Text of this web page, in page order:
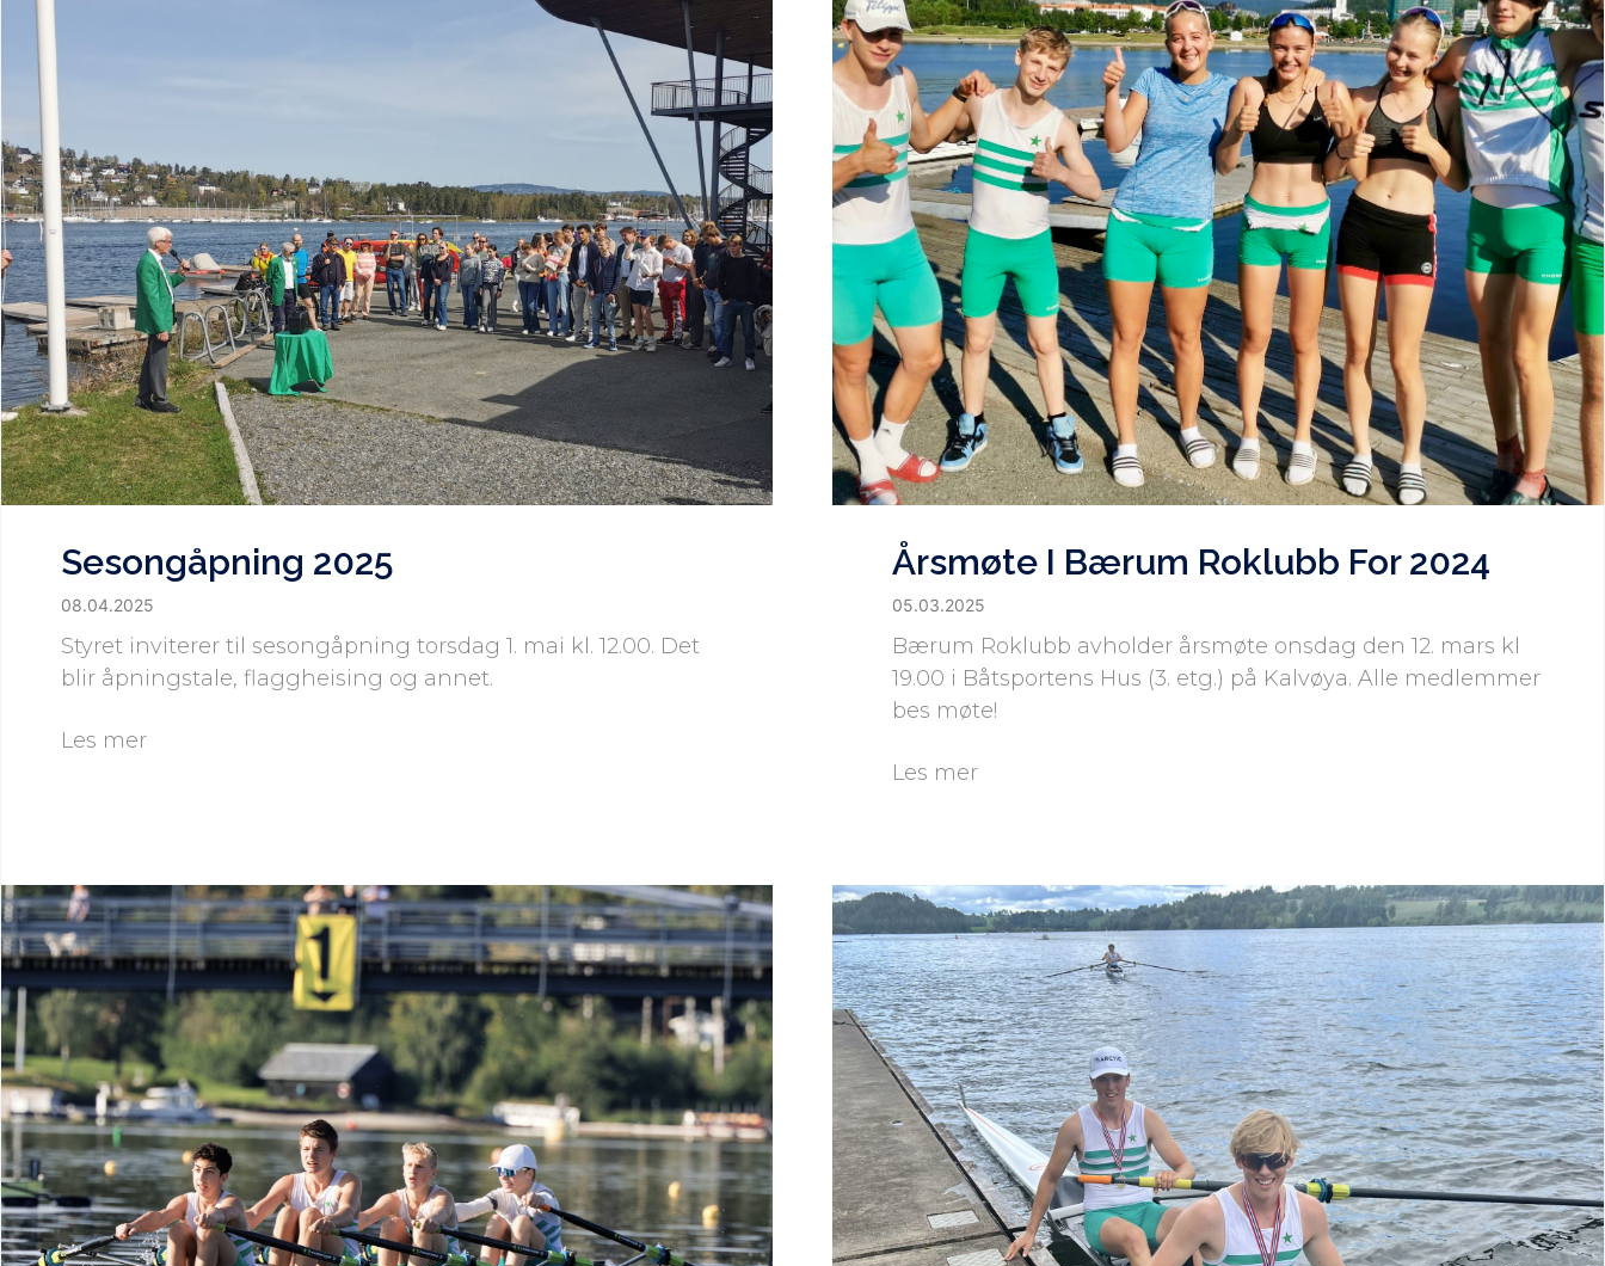
Sesongåpning 2025
08.04.2025
Styret inviterer til sesongåpning torsdag 1. mai kl. 12.00. Det
blir åpningstale, flaggheising og annet.
Les mer
Årsmøte I Bærum Roklubb For 2024
05.03.2025
Bærum Roklubb avholder årsmøte onsdag den 12. mars kl
19.00 i Båtsportens Hus (3. etg.) på Kalvøya. Alle medlemmer
bes møte!
Les mer